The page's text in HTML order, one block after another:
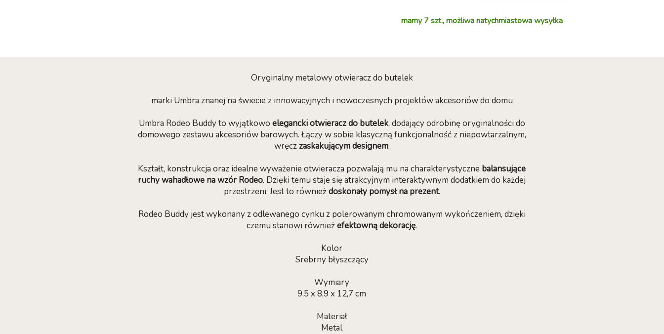
mamy 7 szt., możliwa natychmiastowa wysyłka
Oryginalny metalowy otwieracz do butelek
marki Umbra znanej na świecie z innowacyjnych i nowoczesnych projektów akcesoriów do domu
Umbra Rodeo Buddy to wyjątkowo elegancki otwieracz do butelek, dodający odrobinę oryginalności do
domowego zestawu akcesoriów barowych. Łączy w sobie klasyczną funkcjonalność z niepowtarzalnym,
wręcz zaskakującym designem.
Kształt, konstrukcja oraz idealne wyważenie otwieracza pozwalają mu na charakterystyczne balansujące
ruchy wahadłowe na wzór Rodeo. Dzięki temu staje się atrakcyjnym interaktywnym dodatkiem do każdej
przestrzeni. Jest to równieżdoskonały pomysł na prezent.
Rodeo Buddy jest wykonany z odlewanego cynku z polerowanym chromowanym wykończeniem, dzięki
czemu stanowi równieżefektowną dekorację.
Kolor
Srebrny błyszczący
Wymiary
9,5 x 8,9 x 12,7 cm
Materiał
Metal